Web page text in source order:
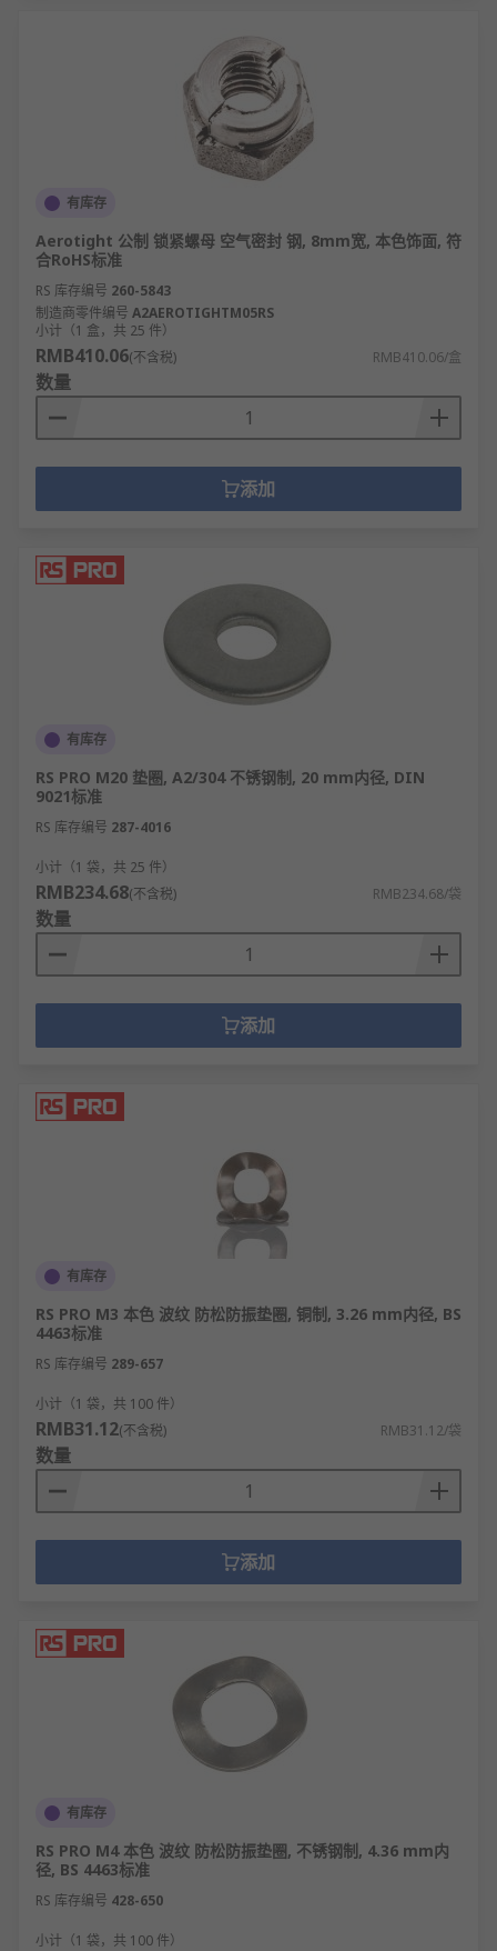
有库存
Aerotight 公制 锁紧螺母 空气密封 钢, 8mm宽, 本色饰面, 符
合RoHS标准
RS 库存编号 260-5843
制造商零件编号 A2AEROTIGHTM05RS
小计（1 盒，共 25 件）
RMB410.06(不含税) RMB410.06/盒
数量
添加
有库存
RS PRO M20 垫圈, A2/304 不锈钢制, 20 mm内径, DIN
9021标准
RS 库存编号 287-4016
小计（1 袋，共 25 件）
RMB234.68(不含税) RMB234.68/袋
数量
添加
有库存
RS PRO M3 本色 波纹 防松防振垫圈, 铜制, 3.26 mm内径, BS
4463标准
RS 库存编号 289-657
小计（1 袋，共 100 件）
RMB31.12(不含税) RMB31.12/袋
数量
添加
有库存
RS PRO M4 本色 波纹 防松防振垫圈, 不锈钢制, 4.36 mm内
径, BS 4463标准
RS 库存编号 428-650
小计（1 袋，共 100 件）